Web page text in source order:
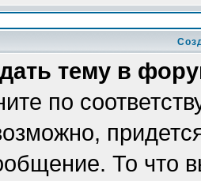
тему в
по
То что